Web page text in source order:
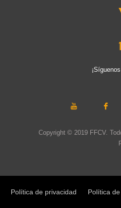
Copyright © 2019 FFCV.
Política de privacidad Política